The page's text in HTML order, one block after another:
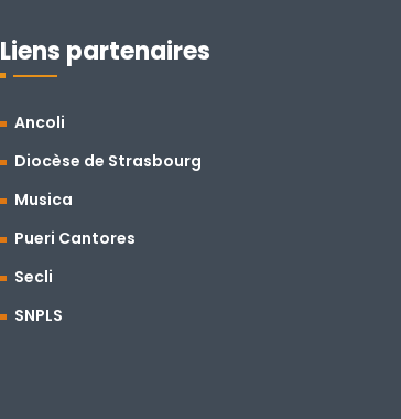
Liens partenaires
Ancoli
Diocèse de Strasbourg
Musica
Pueri Cantores
Secli
SNPLS